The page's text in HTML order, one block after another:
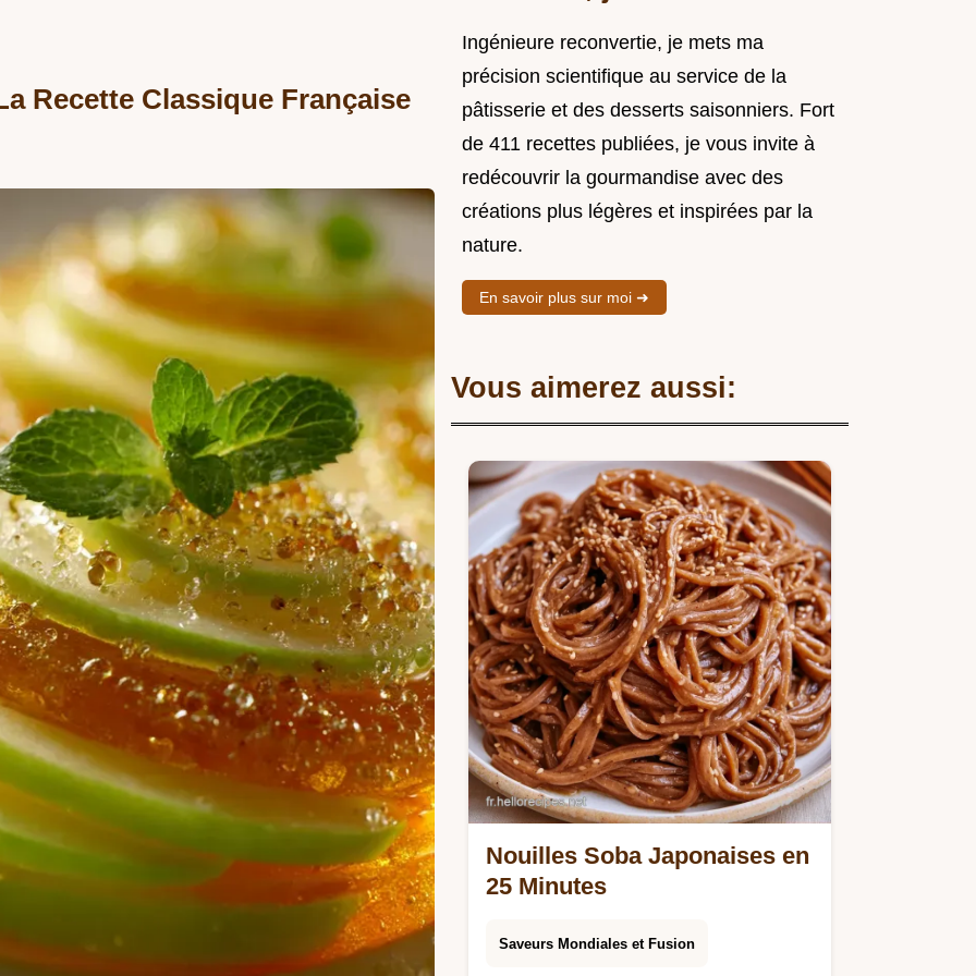
Recette Classique Française
Ingénieure reconvertie, je mets ma
précision scientifique au service de la
pâtisserie et des desserts saisonniers. Fort
de 411 recettes publiées, je vous invite à
redécouvrir la gourmandise avec des
créations plus légères et inspirées par la
nature.
En savoir plus sur moi ➜
Vous aimerez aussi:
Nouilles Soba Japonaises en
25 Minutes
Saveurs Mondiales et Fusion